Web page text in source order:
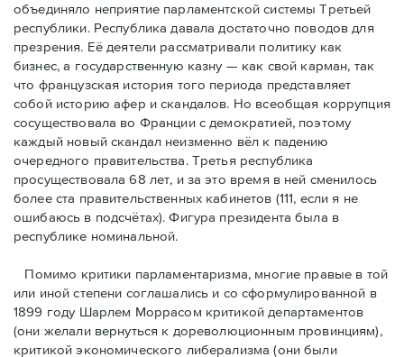
объединяло неприятие парламентской системы Третьей
республики. Республика давала достаточно поводов для
презрения. Её деятели рассматривали политику как
бизнес, а государственную казну — как свой карман, так
что французская история того периода представляет
собой историю афер и скандалов. Но всеобщая коррупция
сосуществовала во Франции с демократией, поэтому
каждый новый скандал неизменно вёл к падению
очередного правительства. Третья республика
просуществовала 68 лет, и за это время в ней сменилось
более ста правительственных кабинетов (111, если я не
ошибаюсь в подсчётах). Фигура президента была в
республике номинальной.
Помимо критики парламентаризма, многие правые в той
или иной степени соглашались и со сформулированной в
1899 году Шарлем Моррасом критикой департаментов
(они желали вернуться к дореволюционным провинциям),
критикой экономического либерализма (они были